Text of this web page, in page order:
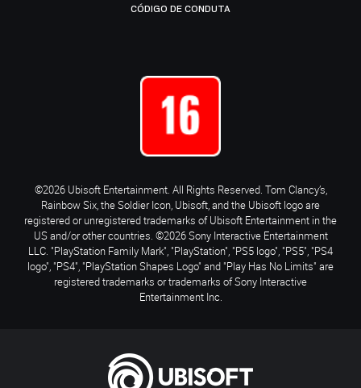
CÓDIGO DE CONDUTA
©2026 Ubisoft Entertainment. All Rights Reserved. Tom Clancy’s,
Rainbow Six, the Soldier Icon, Ubisoft, and the Ubisoft logo are
registered or unregistered trademarks of Ubisoft Entertainment in the
US and/or other countries. ©2026 Sony Interactive Entertainment
LLC. "PlayStation Family Mark", "PlayStation", "PS5 logo", "PS5", "PS4
logo", "PS4", "PlayStation Shapes Logo" and "Play Has No Limits" are
registered trademarks or trademarks of Sony Interactive
Entertainment Inc.